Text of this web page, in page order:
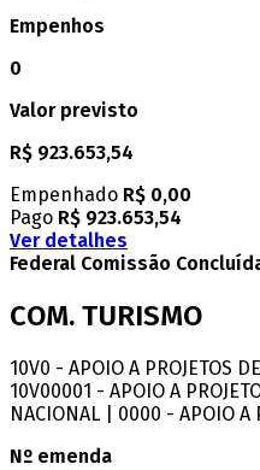
Empenhos
0
Valor previsto
R$ 923.653,54
Empenhado R$ 0,00
Pago R$ 923.653,54
Ver detalhes
Federal Comissão
COM. TURISMO
10V0 - APOIO A PROJETOS
10V00001 - APOIO A
NACIONAL | 0000 - APOIO A
Nº emenda